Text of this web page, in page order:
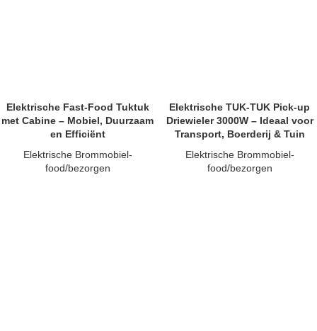
Elektrische Fast-Food Tuktuk
met Cabine – Mobiel, Duurzaam
en Efficiënt
Elektrische Brommobiel-
food/bezorgen
Elektrische TUK-TUK Pick-up
Driewieler 3000W – Ideaal voor
Transport, Boerderij & Tuin
Elektrische Brommobiel-
food/bezorgen